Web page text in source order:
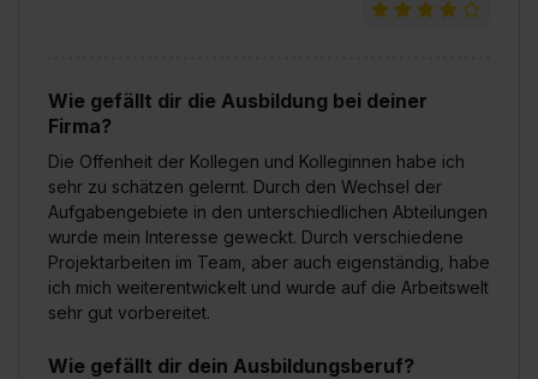
Wie gefällt dir die Ausbildung bei deiner
Firma?
Die Offenheit der Kollegen und Kolleginnen habe ich
sehr zu schätzen gelernt. Durch den Wechsel der
Aufgabengebiete in den unterschiedlichen Abteilungen
wurde mein Interesse geweckt. Durch verschiedene
Projektarbeiten im Team, aber auch eigenständig, habe
ich mich weiterentwickelt und wurde auf die Arbeitswelt
sehr gut vorbereitet.
Wie gefällt dir dein Ausbildungsberuf?